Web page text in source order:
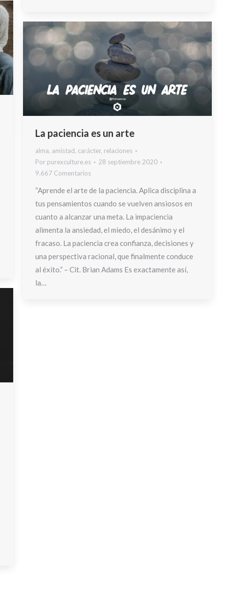
La paciencia es un arte
alma, amistad, carácter, relaciones
Por purexculture.es
28 septiembre 2020
9.667 Comentarios
“Aprende el arte de la paciencia. Aplica disciplina a
tus pensamientos cuando se vuelven ansiosos en
cuanto a alcanzar una meta. La impaciencia
alimenta la ansiedad, el miedo, el desánimo y el
fracaso. La paciencia crea confianza, decisiones y
una perspectiva racional, que finalmente conduce
al éxito.” – Cit. Brian Adams Es exactamente así,
la…